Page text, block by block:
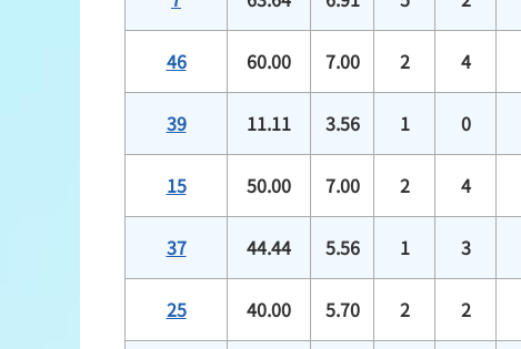
46 60.00 7.00 2 4
39 11.11 3.56 1 0
15 50.00 7.00 2 4
37 44.44 5.56 1 3
25 40.00 5.70 2 2